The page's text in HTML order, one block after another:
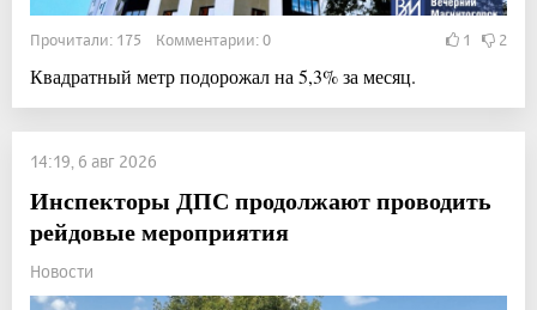
Прочитали: 175 Комментарии: 0 1 2
Квадратный метр подорожал на 5,3% за месяц.
14:19, 6 авг 2026
Инспекторы ДПС продолжают проводить
рейдовые мероприятия
Новости